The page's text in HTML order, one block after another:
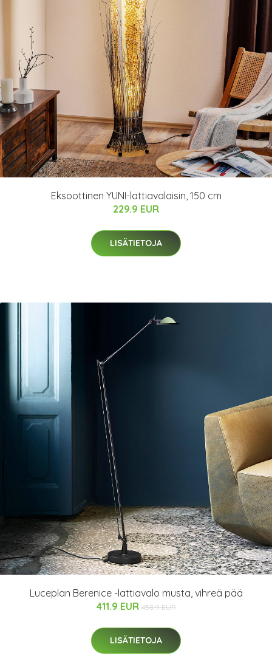
Eksoottinen YUNI-lattiavalaisin, 150 cm
229.9 EUR
LISÄTIETOJA
Luceplan Berenice -lattiavalo musta, vihreä pää
411.9 EUR 458.9 EUR
LISÄTIETOJA